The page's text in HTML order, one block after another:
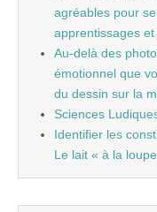
agréables pour
apprentissages et
Au-delà des
émotionnel que
du dessin sur la
Sciences
Identifier les
Le lait « à la